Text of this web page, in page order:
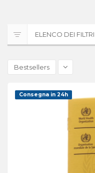
RicettaELENCO DEI FILTRI
Bestsellers
Consegna in 24h